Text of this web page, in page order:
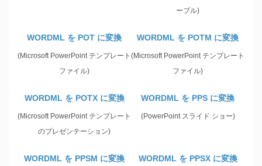
ーブル)
WORDML を POT に変換
(Microsoft PowerPoint テンプレート
ファイル)
WORDML を POTM に変換
(Microsoft PowerPoint テンプレート
ファイル)
WORDML を POTX に変換
(Microsoft PowerPoint テンプレート
のプレゼンテーション)
WORDML を PPS に変換
(PowerPoint スライド ショー)
WORDML を PPSM に変換 WORDML を PPSX に変換